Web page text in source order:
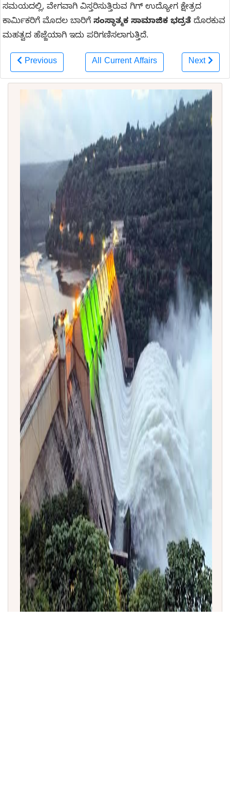
ಸಮಯದಲ್ಲಿ, ವೇಗವಾಗಿ ವಿಸ್ತರಿಸುತ್ತಿರುವ ಗಿಗ್ ಉದ್ಯೋಗ ಕ್ಷೇತ್ರದ
ಕಾರ್ಮಿಕರಿಗೆ ಮೊದಲ ಬಾರಿಗೆ ಸಂಸ್ಥಾತ್ಮಕ ಸಾಮಾಜಿಕ ಭದ್ರತೆ ದೊರಕುವ
ಮಹತ್ವದ ಹೆಜ್ಜೆಯಾಗಿ ಇದು ಪರಿಗಣಿಸಲಾಗುತ್ತಿದೆ.
Previous All Current Affairs Next